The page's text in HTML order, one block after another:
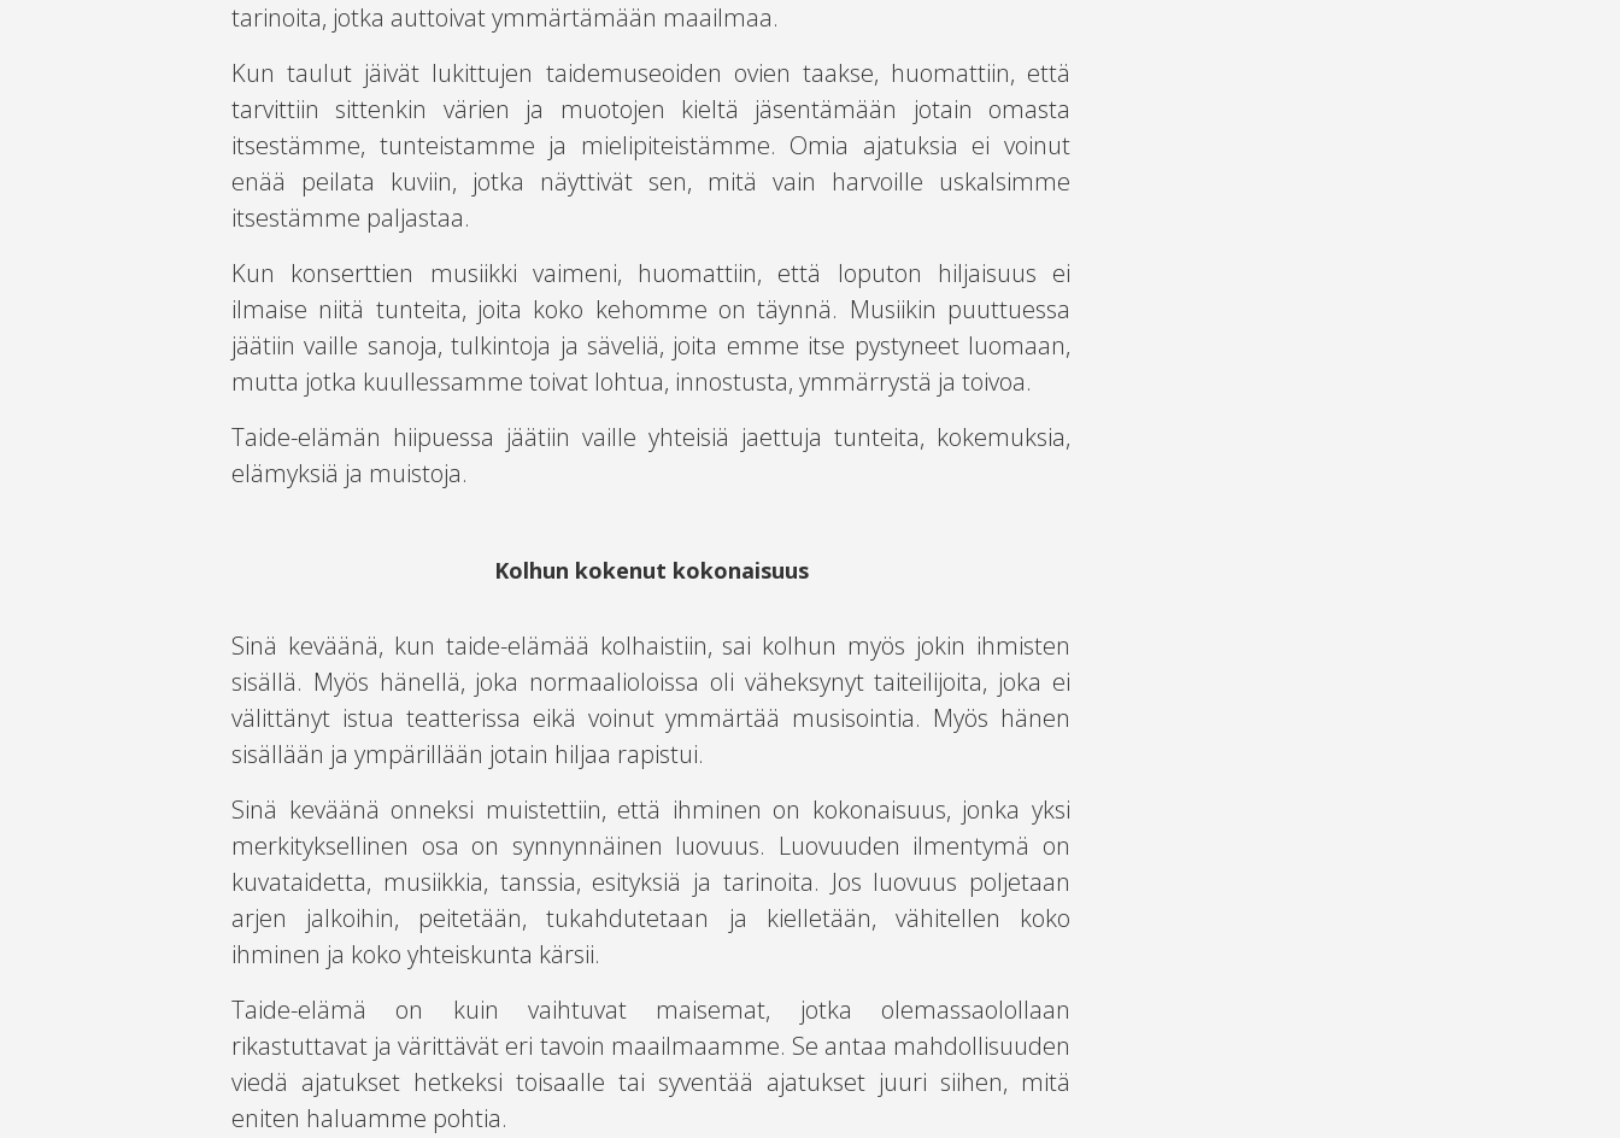
tarinoita, jotka auttoivat ymmärtämään maailmaa.
Kun taulut jäivät lukittujen taidemuseoiden ovien taakse, huomattiin, että
tarvittiin sittenkin värien ja muotojen kieltä jäsentämään jotain omasta
itsestämme, tunteistamme ja mielipiteistämme. Omia ajatuksia ei voinut
enää peilata kuviin, jotka näyttivät sen, mitä vain harvoille uskalsimme
itsestämme paljastaa.
Kun konserttien musiikki vaimeni, huomattiin, että loputon hiljaisuus ei
ilmaise niitä tunteita, joita koko kehomme on täynnä. Musiikin puuttuessa
jäätiin vaille sanoja, tulkintoja ja säveliä, joita emme itse pystyneet luomaan,
mutta jotka kuullessamme toivat lohtua, innostusta, ymmärrystä ja toivoa.
Taide-elämän hiipuessa jäätiin vaille yhteisiä jaettuja tunteita, kokemuksia,
elämyksiä ja muistoja.
Kolhun kokenut kokonaisuus
Sinä keväänä, kun taide-elämää kolhaistiin, sai kolhun myös jokin ihmisten
sisällä. Myös hänellä, joka normaalioloissa oli väheksynyt taiteilijoita, joka ei
välittänyt istua teatterissa eikä voinut ymmärtää musisointia. Myös hänen
sisällään ja ympärillään jotain hiljaa rapistui.
Sinä keväänä onneksi muistettiin, että ihminen on kokonaisuus, jonka yksi
merkityksellinen osa on synnynnäinen luovuus. Luovuuden ilmentymä on
kuvataidetta, musiikkia, tanssia, esityksiä ja tarinoita. Jos luovuus poljetaan
arjen jalkoihin, peitetään, tukahdutetaan ja kielletään, vähitellen koko
ihminen ja koko yhteiskunta kärsii.
Taide-elämä on kuin vaihtuvat maisemat, jotka olemassaolollaan
rikastuttavat ja värittävät eri tavoin maailmaamme. Se antaa mahdollisuuden
viedä ajatukset hetkeksi toisaalle tai syventää ajatukset juuri siihen, mitä
eniten haluamme pohtia.